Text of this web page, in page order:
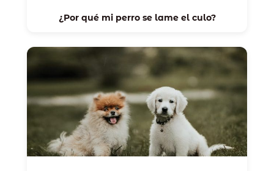
¿Por qué mi perro se lame el culo?